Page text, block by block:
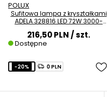
POLUX
Sufitowa lampa z kryształkami
ADELA 328816 LED 72W 3000-
6000K IP44 biała
216,50 PLN/ szt.
Dostępne
-20% 0 PLN